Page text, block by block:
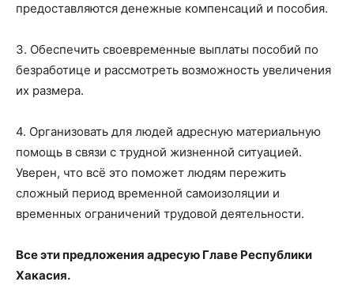
предоставляются денежные компенсаций и пособия.
3. Обеспечить своевременные выплаты пособий по
безработице и рассмотреть возможность увеличения
их размера.
4. Организовать для людей адресную материальную
помощь в связи с трудной жизненной ситуацией.
Уверен, что всё это поможет людям пережить
сложный период временной самоизоляции и
временных ограничений трудовой деятельности.
Все эти предложения адресую Главе Республики
Хакасия.